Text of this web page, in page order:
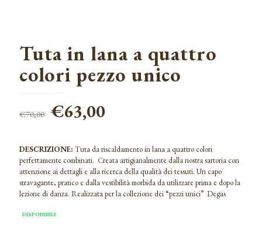
Tuta in lana a quattro
colori pezzo unico
€70,00 Il
prezzo
originale
era:
€70,00.
€63,00Il
attuale
è:
€63,00.
DESCRIZIONE: Tuta da riscaldamento in lana a quattro colori
perfettamente combinati. Creata artigianalmente dalla nostra sartoria con
attenzione ai dettagli e alla ricerca della qualità dei tessuti. Un capo
stravagante, pratico e dalla vestibilità morbida da utilizzare prima e dopo la
lezione di danza. Realizzata per la collezione dei “pezzi unici” Degas
DISPONIBILE